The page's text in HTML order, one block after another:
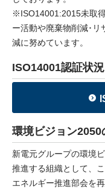
イベント
お問い合わせ
※ISO14001:2015未取
ー活動や廃棄物削減･
減に努めています。
ISO14001認証状況
環境ビジョン2050
新電元グループの環境
推進する組織として、
エネルギー推進部会を